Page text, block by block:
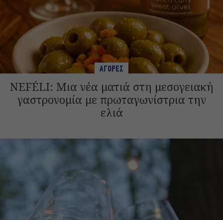
ΑΓΟΡΕΣ
NEFÉLI: Μια νέα ματιά στη μεσογειακή
γαστρονομία με πρωταγωνίστρια την
ελιά